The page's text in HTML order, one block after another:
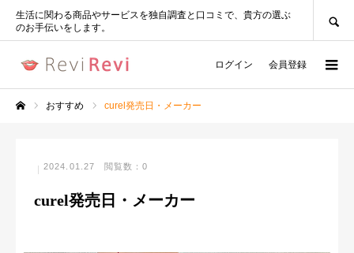
生活に関わる商品やサービスを独自調査と口コミで、貴方の選ぶ
のお手伝いをします。
ログイン 会員登録
おすすめ curel発売日・メーカー
2024.01.27 閲覧数：0
curel発売日・メーカー